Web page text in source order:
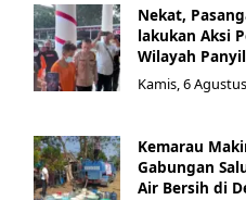
Nekat,
lakukan Aksi
Wilayah
Kamis, 6
Kemarau
Gabungan
Air Bersih di